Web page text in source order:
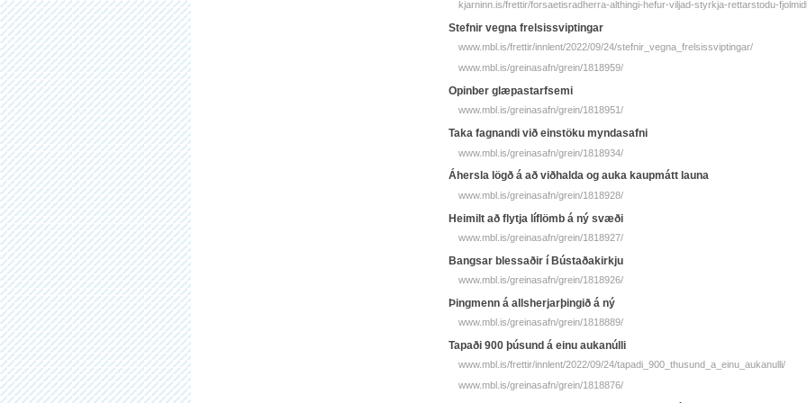
kjarninn.is/frettir/forsaetisradherra-althingi-hefur-viljad-styrkja-rettarstodu-
Stefnir vegna frelsissviptingar
www.mbl.is/frettir/innlent/2022/09/24/stefnir_vegna_frelsissviptingar/
www.mbl.is/greinasafn/grein/1818959/
Opinber glæpastarfsemi
www.mbl.is/greinasafn/grein/1818951/
Taka fagnandi við einstöku myndasafni
www.mbl.is/greinasafn/grein/1818934/
Áhersla lögð á að viðhalda og auka kaupmátt launa
www.mbl.is/greinasafn/grein/1818928/
Heimilt að flytja líflömb á ný svæði
www.mbl.is/greinasafn/grein/1818927/
Bangsar blessaðir í Bústaðakirkju
www.mbl.is/greinasafn/grein/1818926/
Þingmenn á allsherjarþingið á ný
www.mbl.is/greinasafn/grein/1818889/
Tapaði 900 þúsund á einu aukanúlli
www.mbl.is/frettir/innlent/2022/09/24/tapadi_900_thusund_a_einu_aukanulli/
www.mbl.is/greinasafn/grein/1818876/